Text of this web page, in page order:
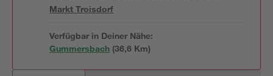
MarktTroisdorf
Verfügbar in Deiner Nähe:
Gummersbach (36,6 Km)